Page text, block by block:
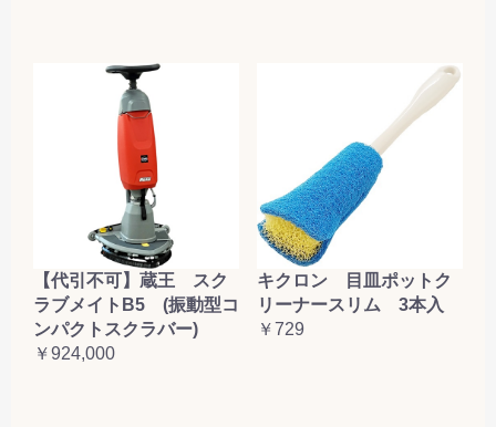
【代引不可】蔵王 スク
ラブメイトB5 (振動型コ
ンパクトスクラバー)
￥924,000
キクロン 目皿ポットク
リーナースリム 3本入
￥729